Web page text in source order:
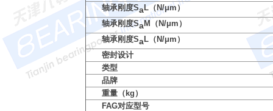
轴承刚度SaL（N/μm）
轴承刚度SaM（N/μm）
轴承刚度SaL（N/μm）
密封设计
类型
品牌
重量（kg）
FAG对应型号